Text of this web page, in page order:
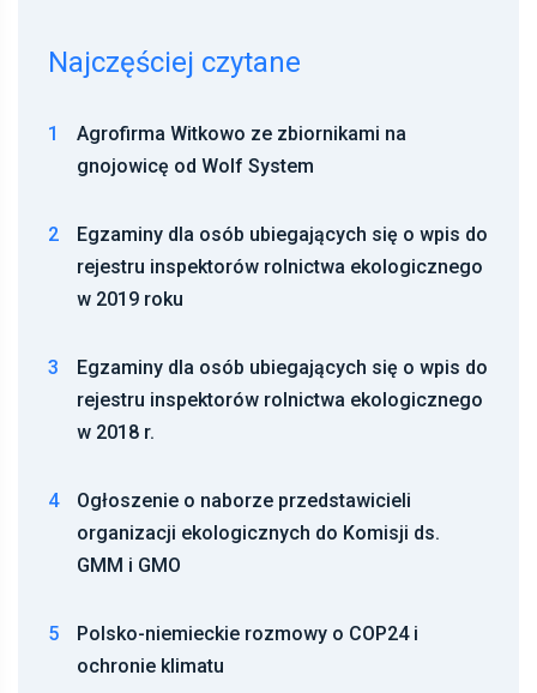
Najczęściej czytane
1
Agrofirma Witkowo ze zbiornikami na
gnojowicę od Wolf System
2
Egzaminy dla osób ubiegających się o wpis do
rejestru inspektorów rolnictwa ekologicznego
w 2019 roku
3
Egzaminy dla osób ubiegających się o wpis do
rejestru inspektorów rolnictwa ekologicznego
w 2018 r.
4
Ogłoszenie o naborze przedstawicieli
organizacji ekologicznych do Komisji ds.
GMM i GMO
5
Polsko-niemieckie rozmowy o COP24 i
ochronie klimatu